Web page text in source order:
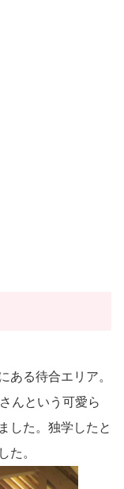
ある待合エリア。
んという可愛ら
した。独学したと
た。